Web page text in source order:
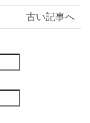
古い記事へ